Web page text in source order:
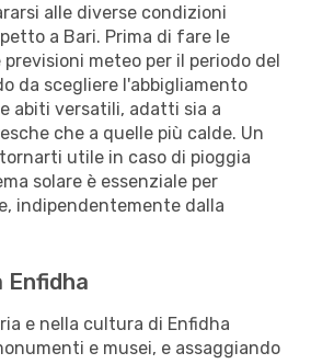
alle diverse condizioni
a Bari. Prima di fare le
meteo per il periodo del
da scegliere l'abbigliamento
abiti versatili, adatti sia a
che a quelle più calde. Un
utile in caso di pioggia
solare è essenziale per
indipendentemente dalla
Enfidha
e nella cultura di Enfidha
e musei, e assaggiando